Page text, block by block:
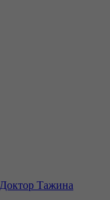
Доктор Тажина